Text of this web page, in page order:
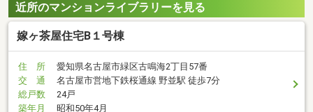
近所のマンションライブラリーを見る
嫁ヶ茶屋住宅B１号棟
住 所
愛知県名古屋市緑区古鳴海2丁目57番
交 通
名古屋市営地下鉄桜通線 野並駅 徒歩7分
総戸数
24戸
築年月
昭和50年4月